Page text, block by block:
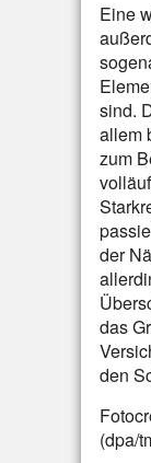
Eine
sind.
allem
zum
der
das
den
(dpa/